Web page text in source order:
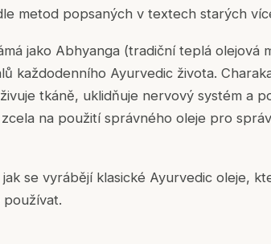
metod popsaných v textech starých
jako Abhyanga (tradiční teplá olejová
každodenního Ayurvedic života.
tkáně, uklidňuje nervový systém a
na použití správného oleje pro
se vyrábějí klasické Ayurvedic oleje,
používat.